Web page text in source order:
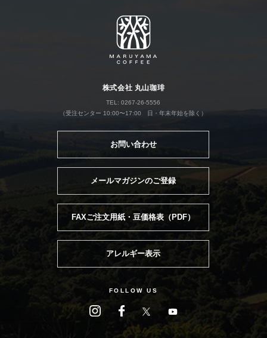
株式会社 丸山珈琲
TEL: 0267-26-5556
（受注センター 10:00〜17:00 日・年末年始を除く）
お問い合わせ
メールマガジンのご登録
FAXご注文用紙・豆価格表（PDF）
アレルギー表示
FOLLOW US